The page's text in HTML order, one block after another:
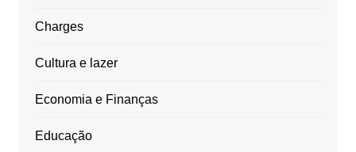
Charges
Cultura e lazer
Economia e Finanças
Educação